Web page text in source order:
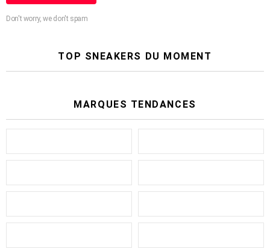
Don't worry, we don't spam
TOP SNEAKERS DU MOMENT
MARQUES TENDANCES